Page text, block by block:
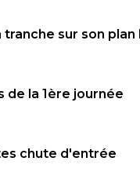
sur son plan
de la 1ère journée
chute d'entrée